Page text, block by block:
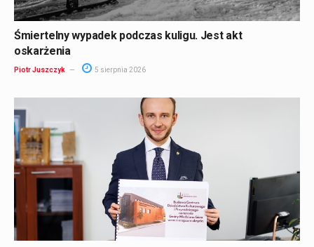
Śmiertelny wypadek podczas kuligu. Jest akt
oskarżenia
Piotr Juszczyk 5 sierpnia 2026